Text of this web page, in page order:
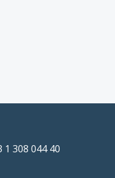
308 044 40